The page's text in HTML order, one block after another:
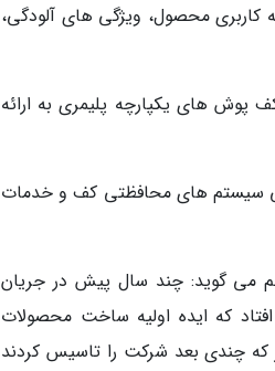
کاربری محصول، ویژگی های آلودگی،
پوش های یکپارچه پلیمری به ارائه
سیستم های محافظتی کف و خدمات
می گوید: چند سال پیش در جریان
افتاد که ایده اولیه ساخت محصولات
که چندی بعد شرکت را تاسیس کردند